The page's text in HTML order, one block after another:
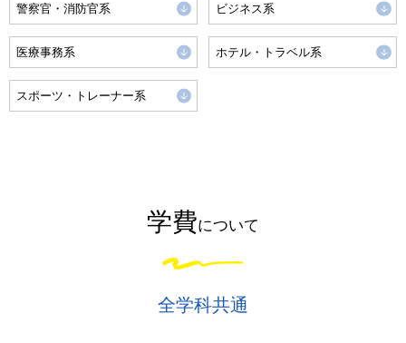
警察官・消防官系 ビジネス系
医療事務系 ホテル・トラベル系
スポーツ・トレーナー系
学費について
全学科共通